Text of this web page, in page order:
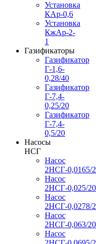
Установка
КАр-0,6
Установка
КжАр-2-
1
Газификаторы
Газификатор
Г-1,6-
0,28/40
Газификатор
Г-7,4-
0,25/20
Газификатор
Г-7,4-
0,5/20
Насосы
НСГ
Насос
2НСГ-0,0165/
Насос
2НСГ-0,025/20
Насос
2НСГ-0,0278/
Насос
2НСГ-0,063/20
Насос